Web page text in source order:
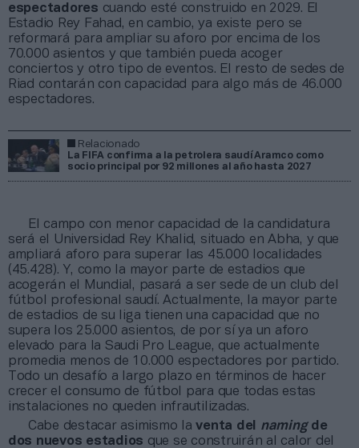
espectadores cuando esté construido en 2029. El
Estadio Rey Fahad, en cambio, ya existe pero se
reformará para ampliar su aforo por encima de los
70.000 asientos y que también pueda acoger
conciertos y otro tipo de eventos. El resto de sedes de
Riad contarán con capacidad para algo más de 46.000
espectadores.
Relacionado
La FIFA confirma a la petrolera saudí Aramco como
socio principal por 92 millones al año hasta 2027
El campo con menor capacidad de la candidatura
será el Universidad Rey Khalid, situado en Abha, y que
ampliará aforo para superar las 45.000 localidades
(45.428). Y, como la mayor parte de estadios que
acogerán el Mundial, pasará a ser sede de un club del
fútbol profesional saudí. Actualmente, la mayor parte
de estadios de su liga tienen una capacidad que no
supera los 25.000 asientos, de por sí ya un aforo
elevado para la Saudi Pro League, que actualmente
promedia menos de 10.000 espectadores por partido.
Todo un desafío a largo plazo en términos de hacer
crecer el consumo de fútbol para que todas estas
instalaciones no queden infrautilizadas.
Cabe destacar asimismo laventa del namingde
dos nuevos estadios que se construirán al calor del